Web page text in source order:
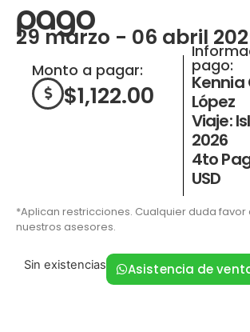
pago
29 marzo - 06 abril
Monto a pagar:
$1,122.00
pago:
López
Viaje:
2026
4to
USD
*Aplican restricciones. Cualquier duda
nuestros asesores.
Sin existencias Asistencia de